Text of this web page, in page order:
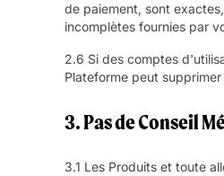
de paiement, sont
incomplètes fournies par
2.6 Si des comptes
Plateforme peut
3. Pas de Conseil
3.1 Les Produits et toute